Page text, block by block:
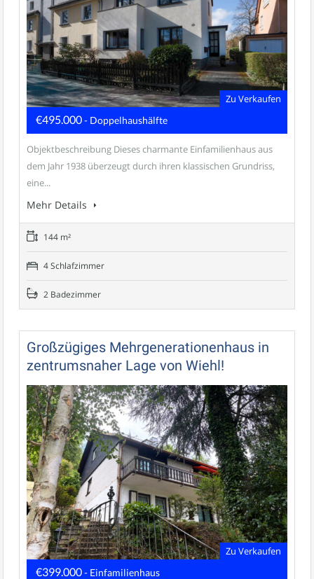
Zu Verkaufen
€495.000- Doppelhaushälfte
Objektbeschreibung Dieses charmante Einfamilienhaus aus
dem Jahr 1938 überzeugt durch ihren klassischen Grundriss,
eine...
Mehr Details
144 m²
4 Schlafzimmer
2 Badezimmer
Großzügiges Mehrgenerationenhaus in
zentrumsnaher Lage von Wiehl!
Zu Verkaufen
€399.000- Einfamilienhaus